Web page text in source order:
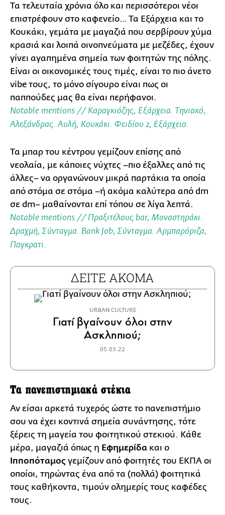
Τα τελευταία χρόνια όλο και περισσότεροι νέοι
επιστρέφουν στο καφενείο… Τα Εξάρχεια και το
Κουκάκι, γεμάτα με μαγαζιά που σερβίρουν χύμα
κρασιά και λοιπά οινοπνεύματα με μεζέδες, έχουν
γίνει αγαπημένα σημεία των φοιτητών της πόλης.
Είναι οι οικονομικές τους τιμές, είναι το πιο άνετο
vibe τους, το μόνο σίγουρο είναι πως οι
παππούδες μας θα είναι περήφανοι.
Notable mentions // Καραγκιόζης, Εξάρχεια. Τηνιακό,
Αλεξάνδρας. Αυλή, Κουκάκι. Φειδίου 2, Εξάρχεια.
Τα μπαρ του κέντρου γεμίζουν επίσης από
νεολαία, με κάποιες νύχτες –πιο έξαλλες από τις
άλλες– να οργανώνουν μικρά παρτάκια τα οποία
από στόμα σε στόμα –ή ακόμα καλύτερα από dm
σε dm– μαθαίνονται επί τόπου σε λίγα λεπτά.
Notable mentions // Πραξιτέλους bar,Μοναστηράκι.
Δραχμή, Σύνταγμα. Bank Job, Σύνταγμα. Αρμπαρόριζα,
Παγκρατι.
ΔΕΙΤΕ ΑΚΟΜΑ
URBAN CULTURE
Γιατί βγαίνουν όλοι στην
Ασκληπιού;
05.03.22
Τα πανεπιστημιακά στέκια
Αν είσαι αρκετά τυχερός ώστε το πανεπιστήμιο
σου να έχει κοντινά σημεία συνάντησης, τότε
ξέρεις τη μαγεία του φοιτητικού στεκιού. Κάθε
μέρα, μαγαζιά όπως η Εφημερίδα και ο
Ιπποπόταμος γεμίζουν από φοιτητές του ΕΚΠΑ οι
οποίοι, τηρώντας ένα από τα (πολλά) φοιτητικά
τους καθήκοντα, τιμούν ολημερίς τους καφέδες
τους.